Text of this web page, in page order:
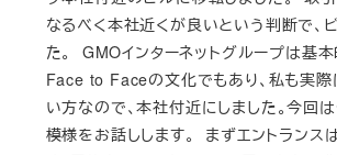
なるべく本社近くが良いという判断で、
た。 GMOインターネットグループは基本
Face to Faceの文化でもあり、私も実際
い方なので、本社付近にしました。今回
模様をお話しします。 まずエントランス